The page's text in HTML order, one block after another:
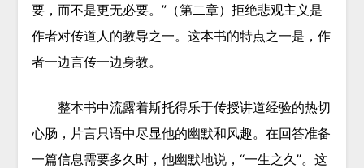
要，而不是更无必要。”（第二章）拒绝悲观主义是
作者对传道人的教导之一。这本书的特点之一是，作
者一边言传一边身教。
整本书中流露着斯托得乐于传授讲道经验的热切
心肠，片言只语中尽显他的幽默和风趣。在回答准备
一篇信息需要多久时，他幽默地说，“一生之久”。这